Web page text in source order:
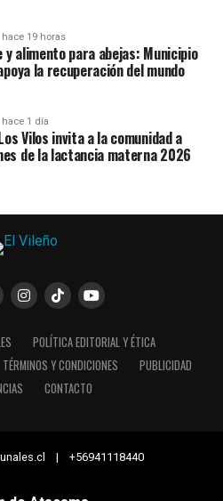
hace 19 horas
alimento para abejas: Municipio
la recuperación del mundo
hace 1 día
Vilos invita a la comunidad a
de la lactancia materna 2026
POLÍTICA EDITORIAL Y ÉTICA
TÉRMINOS Y CONDICIONES
PUBLICIDAD
CONTACTO
| +56941118440